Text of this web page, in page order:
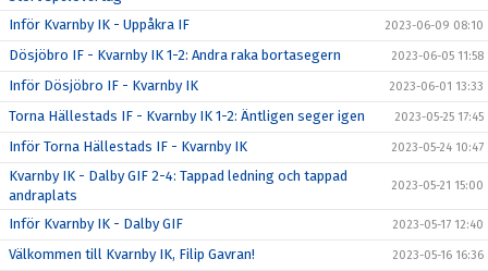
Inför Kvarnby IK - Uppåkra IF 2023-06-09 08:10
Dösjöbro IF - Kvarnby IK 1-2: Andra raka bortasegern 2023-06-05 11:58
Inför Dösjöbro IF - Kvarnby IK 2023-06-01 13:33
Torna Hällestads IF - Kvarnby IK 1-2: Äntligen seger igen 2023-05-25 17:45
Inför Torna Hällestads IF - Kvarnby IK 2023-05-24 10:47
Kvarnby IK - Dalby GIF 2-4: Tappad ledning och tappad
andraplats
2023-05-21 15:00
Inför Kvarnby IK - Dalby GIF 2023-05-17 12:40
Välkommen till Kvarnby IK, Filip Gavran! 2023-05-16 16:36